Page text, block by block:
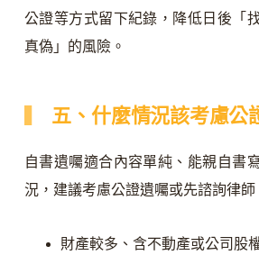
公證等方式留下紀錄，降低日後「
真偽」的風險。
五、什麼情況該考慮公
自書遺囑適合內容單純、能親自書
況，建議考慮公證遺囑或先諮詢律師
財產較多、含不動產或公司股